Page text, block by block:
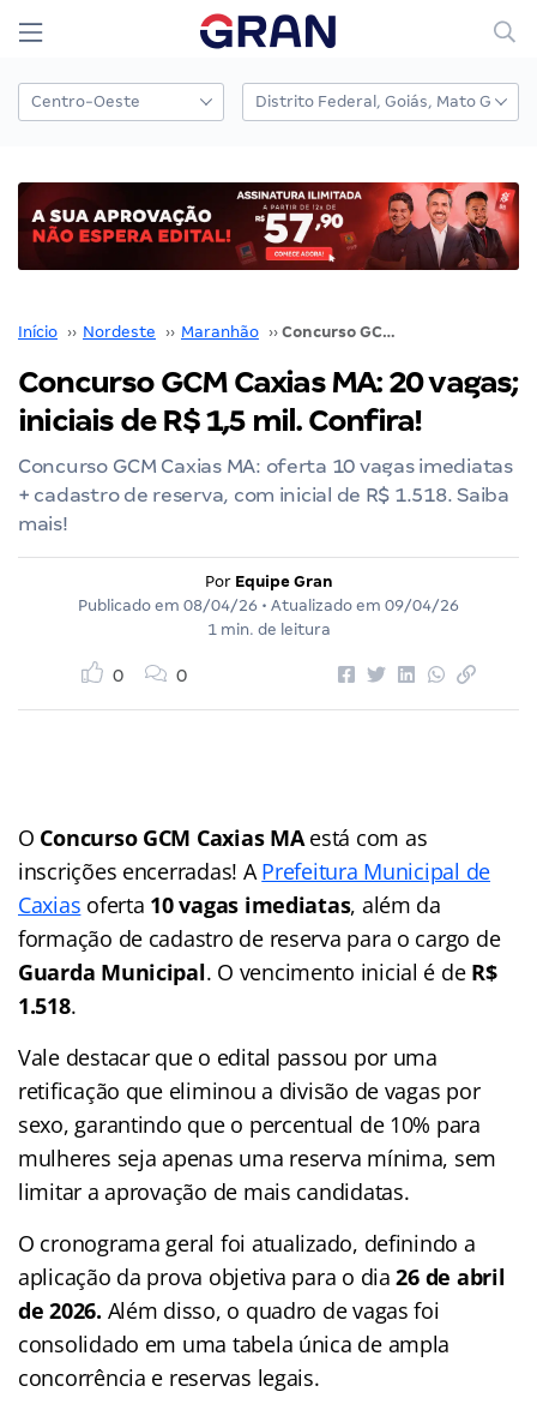
Início ›› Nordeste ›› Maranhão ›› Concurso GCM Caxias MA: 20 vagas; iniciais de R$ 1,5 mil. Confira!
Concurso GCM Caxias MA: 20 vagas;
iniciais de R$ 1,5 mil. Confira!
Concurso GCM Caxias MA: oferta 10 vagas imediatas
+ cadastro de reserva, com inicial de R$ 1.518. Saiba
mais!
Por Equipe Gran
Publicado em 08/04/26 • Atualizado em 09/04/26
1 min. de leitura
0 0
O Concurso GCM Caxias MAestá com as
inscrições encerradas! APrefeitura Municipal de
Caxias oferta 10 vagas imediatas, além da
formação de cadastro de reserva para o cargo de
Guarda Municipal. O vencimento inicial é de R$
1.518.
Vale destacar que o edital passou por uma
retificação que eliminou a divisão de vagas por
sexo, garantindo que o percentual de 10% para
mulheres seja apenas uma reserva mínima, sem
limitar a aprovação de mais candidatas.
O cronograma geral foi atualizado, definindo a
aplicação da prova objetiva para o dia26 de abril
de 2026. Além disso, o quadro de vagas foi
consolidado em uma tabela única de ampla
concorrência e reservas legais.